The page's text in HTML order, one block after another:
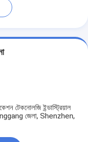
টেকনোলজি ইন্ডাস্ট্রিয়াল
জেলা, Shenzhen,